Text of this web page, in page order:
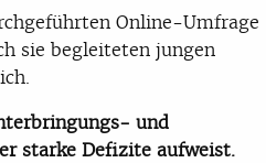
Online-Umfrage
sie begleiteten jungen
und
starke Defizite aufweist.